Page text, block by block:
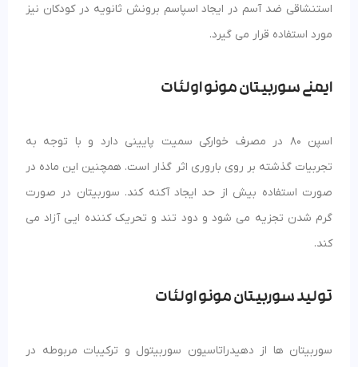
استنشاقی ضد آسم در ایجاد اسپاسم برونش ثانویه در کودکان نیز
مورد استفاده قرار می گیرد.
ایمنی سوربیتان مونو اولئات
اسپن 80 در مصرف خوارکی سمیت پایینی دارد و با توجه به
تجربیات گذشته بر روی باروری اثر گذار است. همچنین این ماده در
صورت استفاده بیش از حد ایجاد آکنه کند. سوربیتان در صورت
گرم شدن تجزیه می شود و دود تند و تحریک کننده ایی آزاد می
کند.
تولید سوربیتان مونو اولئات
سوربیتان ها از دهیدراتاسیون سوربیتول و ترکیبات مربوطه در